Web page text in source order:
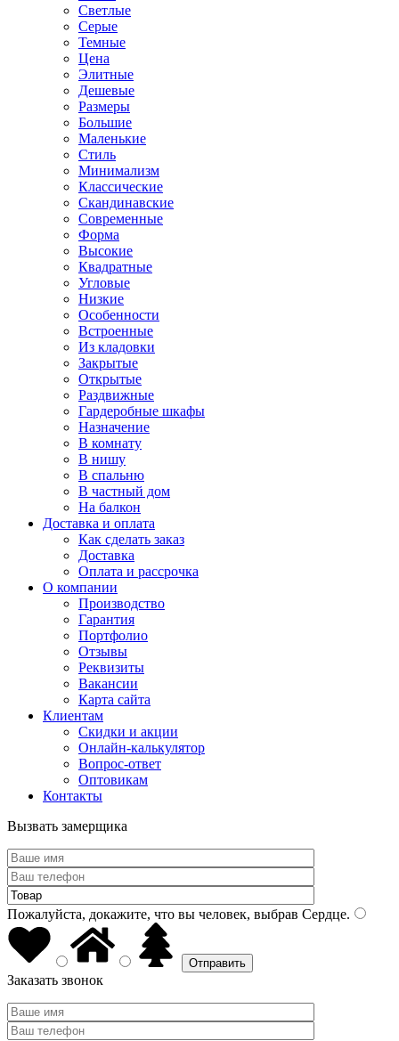
Светлые
Серые
Темные
Цена
Элитные
Дешевые
Размеры
Большие
Маленькие
Стиль
Минимализм
Классические
Скандинавские
Современные
Форма
Высокие
Квадратные
Угловые
Низкие
Особенности
Встроенные
Из кладовки
Закрытые
Открытые
Раздвижные
Гардеробные шкафы
Назначение
В комнату
В нишу
В спальню
В частный дом
На балкон
Доставка и оплата
Как сделать заказ
Доставка
Оплата и рассрочка
О компании
Производство
Гарантия
Портфолио
Отзывы
Реквизиты
Вакансии
Карта сайта
Клиентам
Скидки и акции
Онлайн-калькулятор
Вопрос-ответ
Оптовикам
Контакты
Вызвать замерщика
Пожалуйста, докажите, что вы человек, выбрав Сердце.
Заказать звонок